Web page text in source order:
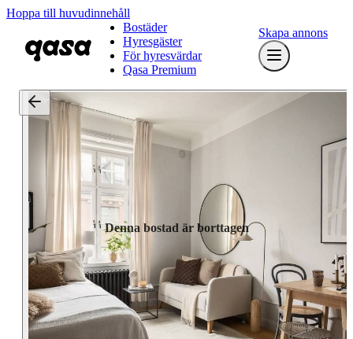
Hoppa till huvudinnehåll
Bostäder
Hyresgäster
För hyresvärdar
Qasa Premium
Skapa annons
Denna bostad är borttagen